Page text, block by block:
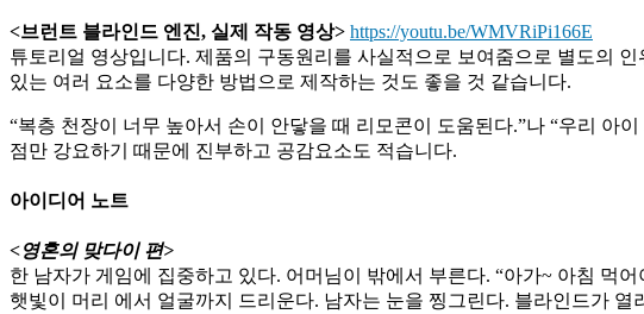
<브런트 블라인드 엔진, 실제 작동 영상> https://youtu.be/WMVRiPi166E
튜토리얼 영상입니다. 제품의 구동원리를 사실적으로 보여줌으로 별도의
있는 여러 요소를 다양한 방법으로 제작하는 것도 좋을 것 같습니다.
“복층 천장이 너무 높아서 손이 안닿을 때 리모콘이 도움된다.”나 “우리 아
점만 강요하기 때문에 진부하고 공감요소도 적습니다.
아이디어 노트
<영혼의 맞다이 편>
한 남자가 게임에 집중하고 있다. 어머님이 밖에서 부른다. “아가~ 아침 먹
햇빛이 머리 에서 얼굴까지 드리운다. 남자는 눈을 찡그린다. 블라인드가